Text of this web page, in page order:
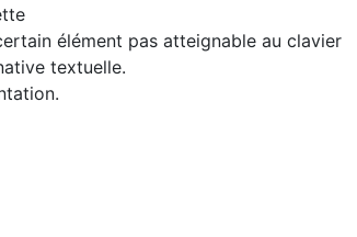
élément pas atteignable au clavier
textuelle.